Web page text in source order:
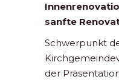
sanfte
Schwerpunkt
der